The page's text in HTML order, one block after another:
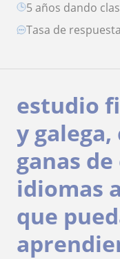
5 años dando
Tasa de respuesta
estudio
y
ganas
idiomas
que